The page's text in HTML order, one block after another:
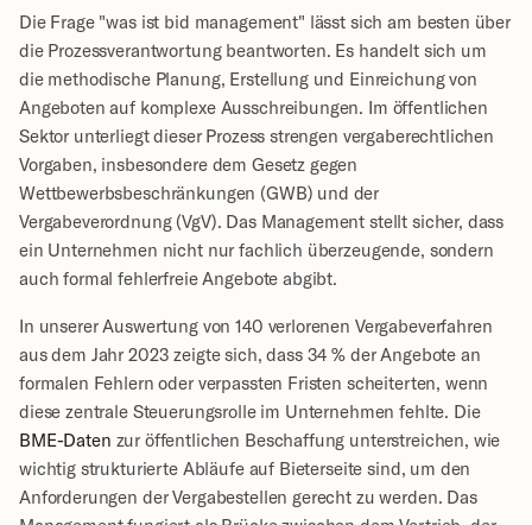
Die Frage "was ist bid management" lässt sich am besten über
die Prozessverantwortung beantworten. Es handelt sich um
die methodische Planung, Erstellung und Einreichung von
Angeboten auf komplexe Ausschreibungen. Im öffentlichen
Sektor unterliegt dieser Prozess strengen vergaberechtlichen
Vorgaben, insbesondere dem Gesetz gegen
Wettbewerbsbeschränkungen (GWB) und der
Vergabeverordnung (VgV). Das Management stellt sicher, dass
ein Unternehmen nicht nur fachlich überzeugende, sondern
auch formal fehlerfreie Angebote abgibt.
In unserer Auswertung von 140 verlorenen Vergabeverfahren
aus dem Jahr 2023 zeigte sich, dass 34 % der Angebote an
formalen Fehlern oder verpassten Fristen scheiterten, wenn
diese zentrale Steuerungsrolle im Unternehmen fehlte. Die
BME-Daten zur öffentlichen Beschaffung unterstreichen, wie
wichtig strukturierte Abläufe auf Bieterseite sind, um den
Anforderungen der Vergabestellen gerecht zu werden. Das